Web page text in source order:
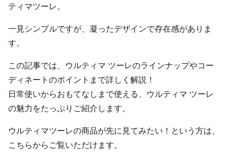
ティマツーレ。
一見シンプルですが、凝ったデザインで存在感がありま
す。
この記事では、ウルティマ ツーレのラインナップやコー
ディネートのポイントまで詳しく解説！
日常使いからおもてなしまで使える、ウルティマ ツーレ
の魅力をたっぷりご紹介します。
ウルティマツーレの商品が先に見てみたい！という方は、
こちらからご覧いただけます。